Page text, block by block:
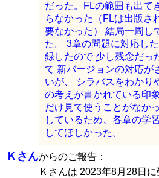
だった。FLの範囲も出て
らなかった（FLは出版さ
要なかった） 結局一周し
た。 3章の問題に対応し
録したので 少し残念だっ
て 新バージョンの対応が
いが、 シラバスをわかり
の考えが書かれている印
だけ見て使うことがなか
しているため、各章の学
してほしかった。
Ｋさんからのご報告：
Ｋさんは 2023年8月28日に